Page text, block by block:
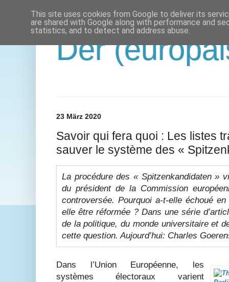
Der
23 März 2020
Savoir qui fera quoi : Les listes
sauver le système des «
La procédure des « Spitzenkandidaten »
du président de la Commission
controversée. Pourquoi a-t-elle échoué
elle être réformée ? Dans une série
de la politique, du monde universitaire et
cette question. Aujourd’hui: Charles
Dans l’Union Européenne, les
systèmes électoraux varient
This site uses cookies from Google to deliver its
are shared with Google along with performance and
statistics, and to detect and address abuse.